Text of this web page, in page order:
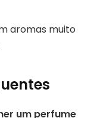
aromas muito
um perfume